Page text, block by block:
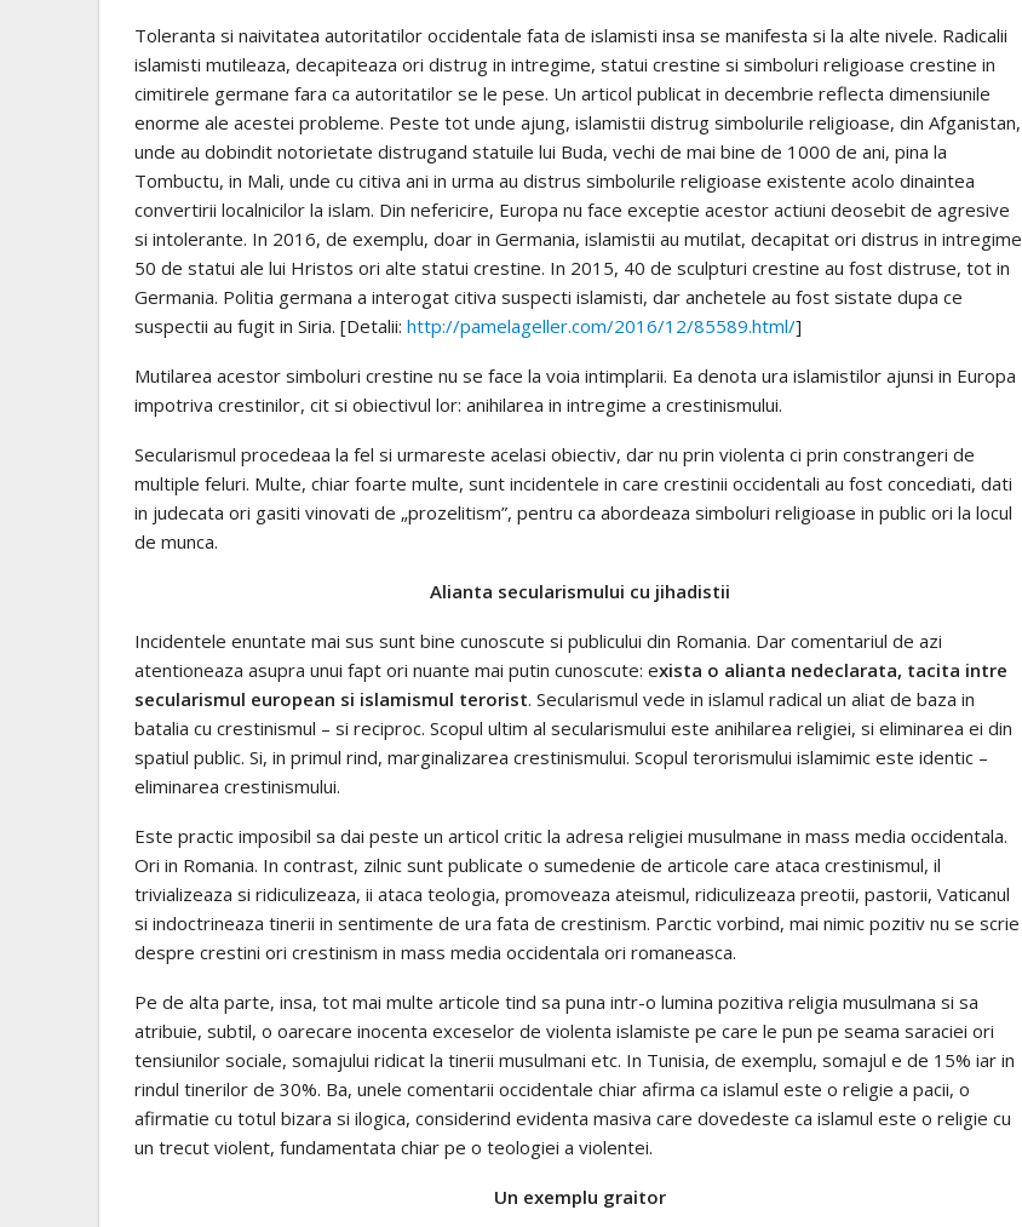
Toleranta si naivitatea autoritatilor occidentale fata de islamisti insa se manifesta si la alte nivele. Radicalii
islamisti mutileaza, decapiteaza ori distrug in intregime, statui crestine si simboluri religioase crestine in
cimitirele germane fara ca autoritatilor se le pese. Un articol publicat in decembrie reflecta dimensiunile
enorme ale acestei probleme. Peste tot unde ajung, islamistii distrug simbolurile religioase, din Afganistan,
unde au dobindit notorietate distrugand statuile lui Buda, vechi de mai bine de 1000 de ani, pina la
Tombuctu, in Mali, unde cu citiva ani in urma au distrus simbolurile religioase existente acolo dinaintea
convertirii localnicilor la islam. Din nefericire, Europa nu face exceptie acestor actiuni deosebit de agresive
si intolerante. In 2016, de exemplu, doar in Germania, islamistii au mutilat, decapitat ori distrus in intregime
50 de statui ale lui Hristos ori alte statui crestine. In 2015, 40 de sculpturi crestine au fost distruse, tot in
Germania. Politia germana a interogat citiva suspecti islamisti, dar anchetele au fost sistate dupa ce
suspectii au fugit in Siria. [Detalii: http://pamelageller.com/2016/12/85589.html/]
Mutilarea acestor simboluri crestine nu se face la voia intimplarii. Ea denota ura islamistilor ajunsi in Europa
impotriva crestinilor, cit si obiectivul lor: anihilarea in intregime a crestinismului.
Secularismul procedeaa la fel si urmareste acelasi obiectiv, dar nu prin violenta ci prin constrangeri de
multiple feluri. Multe, chiar foarte multe, sunt incidentele in care crestinii occidentali au fost concediati, dati
in judecata ori gasiti vinovati de „prozelitism”, pentru ca abordeaza simboluri religioase in public ori la locul
de munca.
Alianta secularismului cu jihadistii
Incidentele enuntate mai sus sunt bine cunoscute si publicului din Romania. Dar comentariul de azi
atentioneaza asupra unui fapt ori nuante mai putin cunoscute: exista o alianta nedeclarata, tacita intre
secularismul european si islamismul terorist. Secularismul vede in islamul radical un aliat de baza in
batalia cu crestinismul – si reciproc. Scopul ultim al secularismului este anihilarea religiei, si eliminarea ei din
spatiul public. Si, in primul rind, marginalizarea crestinismului. Scopul terorismului islamimic este identic –
eliminarea crestinismului.
Este practic imposibil sa dai peste un articol critic la adresa religiei musulmane in mass media occidentala.
Ori in Romania. In contrast, zilnic sunt publicate o sumedenie de articole care ataca crestinismul, il
trivializeaza si ridiculizeaza, ii ataca teologia, promoveaza ateismul, ridiculizeaza preotii, pastorii, Vaticanul
si indoctrineaza tinerii in sentimente de ura fata de crestinism. Parctic vorbind, mai nimic pozitiv nu se scrie
despre crestini ori crestinism in mass media occidentala ori romaneasca.
Pe de alta parte, insa, tot mai multe articole tind sa puna intr-o lumina pozitiva religia musulmana si sa
atribuie, subtil, o oarecare inocenta exceselor de violenta islamiste pe care le pun pe seama saraciei ori
tensiunilor sociale, somajului ridicat la tinerii musulmani etc. In Tunisia, de exemplu, somajul e de 15% iar in
rindul tinerilor de 30%. Ba, unele comentarii occidentale chiar afirma ca islamul este o religie a pacii, o
afirmatie cu totul bizara si ilogica, considerind evidenta masiva care dovedeste ca islamul este o religie cu
un trecut violent, fundamentata chiar pe o teologiei a violentei.
Un exemplu graitor